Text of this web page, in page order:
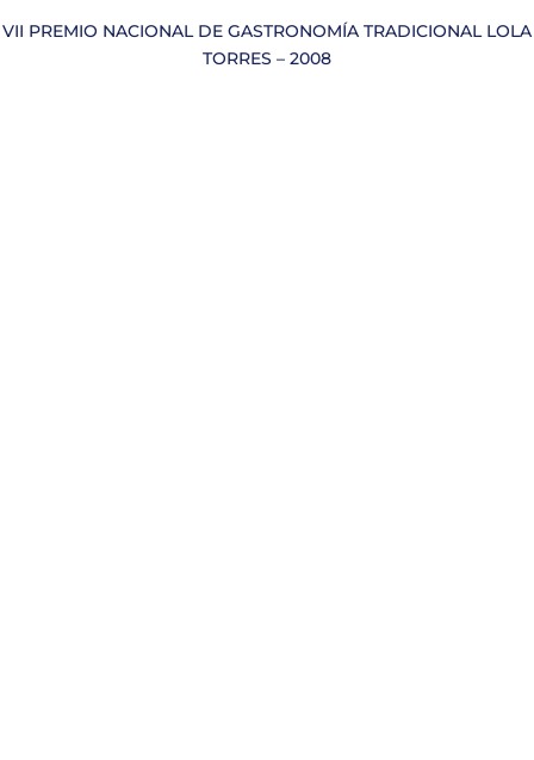
VII PREMIO NACIONAL DE GASTRONOMÍA TRADICIONAL LOLA
TORRES – 2008